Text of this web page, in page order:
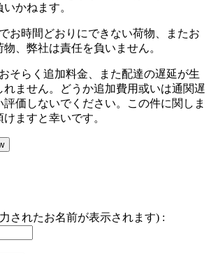
かねます。
お時間どおりにできない荷物、またお
、弊社は責任を負いません。
そらく追加料金、また配達の遅延が生
れません。どうか追加費用或いは通関遅
価しないでください。この件に関しま
ますと幸いです。
されたお名前が表示されます) :